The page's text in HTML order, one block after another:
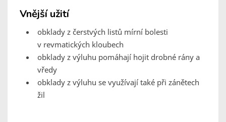
Vnější užití
obklady z čerstvých listů mírní bolesti
v revmatických kloubech
obklady z výluhu pomáhají hojit drobné rány a
vředy
obklady z výluhu se využívají také při zánětech
žil